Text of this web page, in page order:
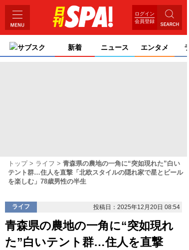
ログイン
会員登録
サブスク 新着 ニュース エンタメ
トップ ライフ
青森県の農地の一角に“突如現れた”白い
テント群…住人を直撃「北欧スタイルの隠れ家で星とビール
を楽しむ」78歳男性の半生
ライフ 投稿日：2025年12月20日 08:54
青森県の農地の一角に“突如現れ
た”白いテント群…住人を直撃